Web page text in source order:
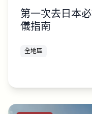
第一次去日本
儀指南
全地區